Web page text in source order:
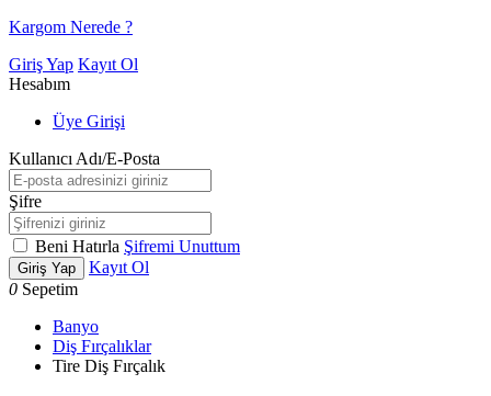
Kargom Nerede ?
Giriş Yap Kayıt Ol
Hesabım
Üye Girişi
Kullanıcı Adı/E-Posta
Şifre
Beni Hatırla Şifremi Unuttum
Giriş Yap
Kayıt Ol
0 Sepetim
Banyo
Diş Fırçalıklar
Tire Diş Fırçalık